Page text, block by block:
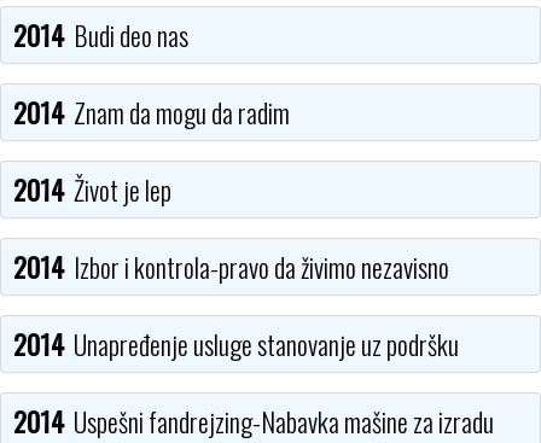
2014 Budi deo nas
2014 Znam da mogu da radim
2014 Život je lep
2014 Izbor i kontrola-pravo da živimo nezavisno
2014 Unapređenje usluge stanovanje uz podršku
2014 Uspešni fandrejzing-Nabavka mašine za izradu